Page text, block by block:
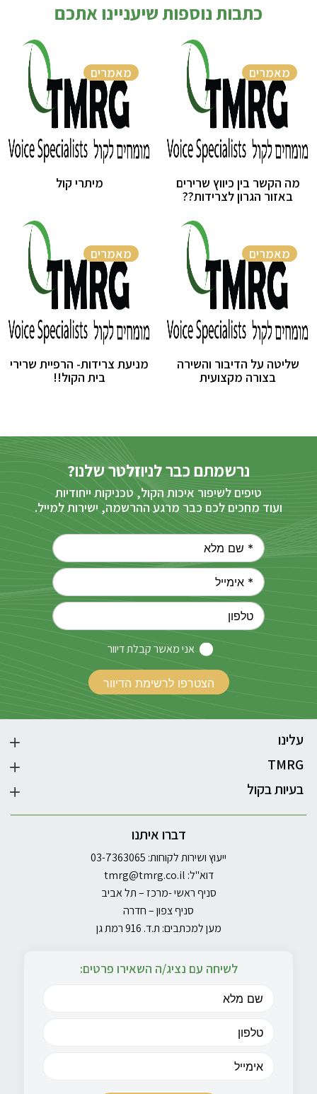
כתבות נוספות שיעניינו אתכם
מאמרים
מה הקשר בין כיווץ שרירים
באזור הגרון לצרידות??
מאמרים
מיתרי קול
מאמרים
שליטה על הדיבור והשירה
בצורה מקצועית
מאמרים
מניעת צרידות- הרפיית שרירי
בית הקול!!
נרשמתם כבר לניוזלטר שלנו?
טיפים לשיפור איכות הקול, טכניקות ייחודיות
ועוד מחכים לכם כבר מרגע ההרשמה, ישירות למייל.
אני מאשר קבלת דיוור
עלינו
TMRG
בעיות בקול
דברו איתנו
ייעוץ ושירות לקוחות: 03-7363065
דוא"ל: tmrg@tmrg.co.il
סניף ראשי -מרכז – תל אביב
סניף צפון – חדרה
מען למכתבים: ת.ד. 916 רמת גן
לשיחה עם נציג/ה השאירו פרטים: